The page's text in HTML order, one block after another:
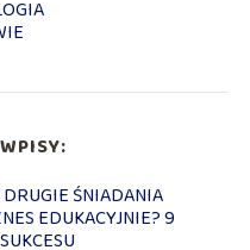
ŚNIADANIA
EDUKACYJNIE? 9